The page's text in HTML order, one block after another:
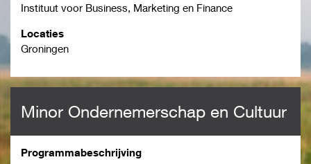
Instituut voor Business, Marketing en Finance
Locaties
Groningen
Minor Ondernemerschap en Cultuur
Programmabeschrijving